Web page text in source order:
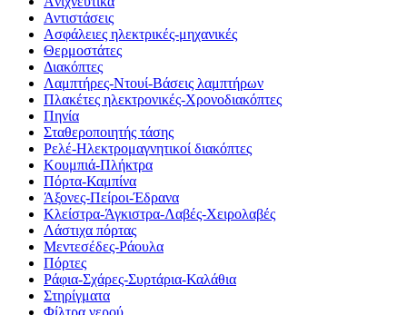
Αντιστάσεις
Ασφάλειες ηλεκτρικές-μηχανικές
Θερμοστάτες
Διακόπτες
Λαμπτήρες-Ντουί-Βάσεις λαμπτήρων
Πλακέτες ηλεκτρονικές-Χρονοδιακόπτες
Πηνία
Σταθεροποιητής τάσης
Ρελέ-Ηλεκτρομαγνητικοί διακόπτες
Κουμπιά-Πλήκτρα
Πόρτα-Καμπίνα
Άξονες-Πείροι-Έδρανα
Κλείστρα-Άγκιστρα-Λαβές-Χειρολαβές
Λάστιχα πόρτας
Μεντεσέδες-Ράουλα
Πόρτες
Ράφια-Σχάρες-Συρτάρια-Καλάθια
Στηρίγματα
Φίλτρα νερού